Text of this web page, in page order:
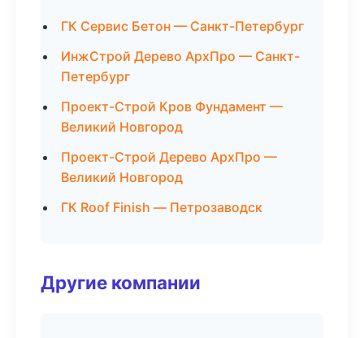
ГК Сервис Бетон — Санкт-Петербург
ИнжСтрой Дерево АрхПро — Санкт-
Петербург
Проект-Строй Кров Фундамент —
Великий Новгород
Проект-Строй Дерево АрхПро —
Великий Новгород
ГК Roof Finish — Петрозаводск
Другие компании